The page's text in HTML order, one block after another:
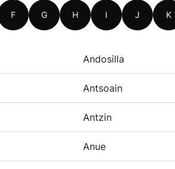
F G H I J K
Andosilla
Antsoain
Antzin
Anue